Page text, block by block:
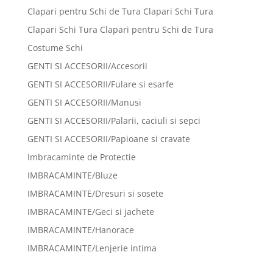
Clapari pentru Schi de Tura Clapari Schi Tura
Clapari Schi Tura Clapari pentru Schi de Tura
Costume Schi
GENTI SI ACCESORII/Accesorii
GENTI SI ACCESORII/Fulare si esarfe
GENTI SI ACCESORII/Manusi
GENTI SI ACCESORII/Palarii, caciuli si sepci
GENTI SI ACCESORII/Papioane si cravate
Imbracaminte de Protectie
IMBRACAMINTE/Bluze
IMBRACAMINTE/Dresuri si sosete
IMBRACAMINTE/Geci si jachete
IMBRACAMINTE/Hanorace
IMBRACAMINTE/Lenjerie intima